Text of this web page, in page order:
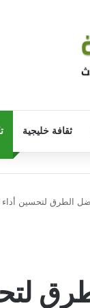
ثقافة خليجية
الطرق لتحسين